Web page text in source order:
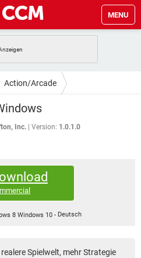
MENU
IOS
INSTAGRAM
TIKTOK
HARDWARE
STREAMING
INSTAGRAM
TIKTOK
IOS
INSTAGRAM
TIKTOK
STREAMING
Action/Arcade
Inc. Version: 1.0.1.0
8 Windows 10- Deutsch
Spielwelt, mehr Strategie